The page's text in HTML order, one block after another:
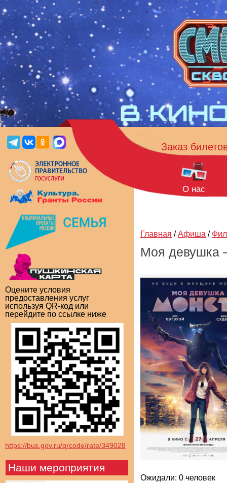
Оцените условия
предоставления услуг
используя QR-код или
перейдите по ссылке ниже
https://bus.gov.ru/qrcode/rate/349028
Наши мероприятия
Заказ
О нас
Главная / Афиша /
Моя девушка
Ожидали: 0 человек